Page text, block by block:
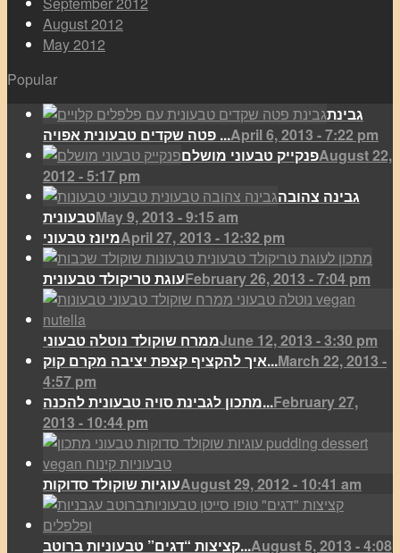
August 2012
May 2012
Popular
גבינת
פטה שקדים טבעונית אפויה ...April 6, 2013 - 7:22 pm
פנקייק טבעוני מושלםAugust 22,
2012 - 5:17 pm
גבינה צהובה
טבעוניתMay 9, 2013 - 9:15 am
מיונז טבעוניApril 27, 2013 - 12:32 pm
עוגת טריקולד טבעוניתFebruary 26, 2013 - 7:04 pm
ממרח שוקולד נוטלה טבעוניJune 12, 2013 - 3:30 pm
איך להקציף קצפת יציבה מקרם קוק...March 22, 2013 -
4:57 pm
מתכון לגבינת סויה טבעונית להכנה...February 27,
2013 - 10:44 pm
עוגיות שוקולד סדוקותAugust 29, 2012 - 10:41 am
קציצות “דגים” טבעוניות ברוטב...August 5, 2013 - 4:08